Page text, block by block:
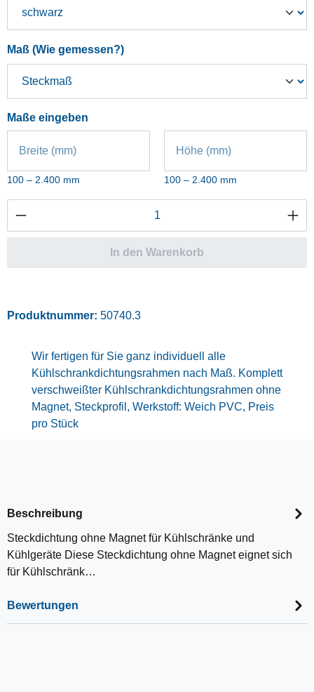
Maß (Wie gemessen?)auswählen
Maße eingeben
Breite (mm)
100 – 2.400 mm
Höhe (mm)
100 – 2.400 mm
Produkt Anzahl: Gib den gewünschten
In den Warenkorb
Produktnummer: 50740.3
Wir fertigen für Sie ganz individuell alle
Kühlschrankdichtungsrahmen nach Maß. Komplett
verschweißter Kühlschrankdichtungsrahmen ohne
Magnet, Steckprofil, Werkstoff: Weich PVC, Preis
pro Stück
Beschreibung
Steckdichtung ohne Magnet für Kühlschränke und
Kühlgeräte Diese Steckdichtung ohne Magnet eignet sich
für Kühlschränk…
Bewertungen